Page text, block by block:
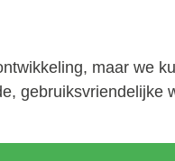
maar we